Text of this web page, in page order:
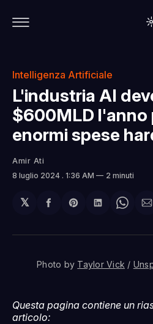
Intelligenza Artificiale
L'industria AI
$600MLD l'anno
enormi spese
Amir Ati
8 luglio 2024 . 1:36 AM 2 minuti
𝕏
Condividi
Facebook
Share
Pinterest
Condividi
LinkedIn
Share
Photo by Taylor Vick /
Questa pagina contiene un
articolo: